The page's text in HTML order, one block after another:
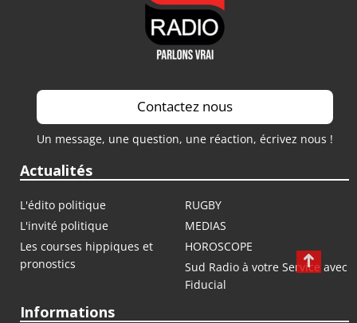
Contactez nous
Un message, une question, une réaction, écrivez nous !
Actualités
L'édito politique
RUGBY
L'invité politique
MEDIAS
Les courses hippiques et
pronostics
HOROSCOPE
Sud Radio à votre Service avec
Fiducial
Informations